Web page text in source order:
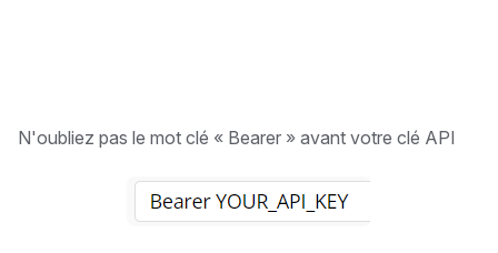
N'oubliez pas le mot clé « Bearer » avant votre clé API